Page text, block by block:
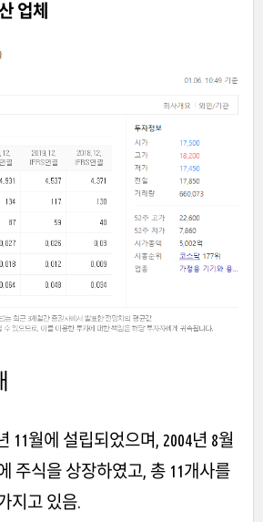
업체
11월에 설립되었으며, 2004년 8월
주식을 상장하였고, 총 11개사를
지고 있음.